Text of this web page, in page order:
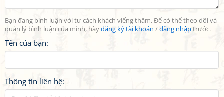
Bạn đang bình luận với tư cách khách viếng thăm. Để có thể theo dõi và
quản lý bình luận của mình, hãyđăng ký tài khoản /đăng nhậptrước.
Tên của bạn:
Thông tin liên hệ: